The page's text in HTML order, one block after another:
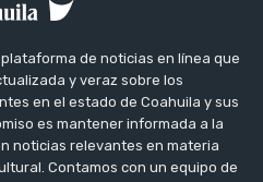
de noticias en línea que
y veraz sobre los
en el estado de Coahuila y sus
es mantener informada a la
noticias relevantes en materia
Contamos con un equipo de